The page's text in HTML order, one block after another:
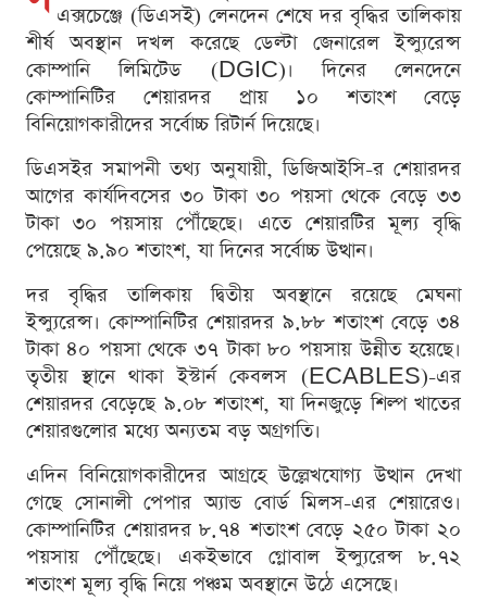
এক্সচেঞ্জে (ডিএসই) লেনদেন শেষে দর বৃদ্ধির তালিকায়
শীর্ষ অবস্থান দখল করেছে ডেল্টা জেনারেল ইন্স্যুরেন্স
কোম্পানি লিমিটেড (DGIC)। দিনের লেনদেনে
কোম্পানিটির শেয়ারদর প্রায় ১০ শতাংশ বেড়ে
বিনিয়োগকারীদের সর্বোচ্চ রিটার্ন দিয়েছে।
ডিএসইর সমাপনী তথ্য অনুযায়ী, ডিজিআইসি-র শেয়ারদর
আগের কার্যদিবসের ৩০ টাকা ৩০ পয়সা থেকে বেড়ে ৩৩
টাকা ৩০ পয়সায় পৌঁছেছে। এতে শেয়ারটির মূল্য বৃদ্ধি
পেয়েছে ৯.৯০ শতাংশ, যা দিনের সর্বোচ্চ উত্থান।
দর বৃদ্ধির তালিকায় দ্বিতীয় অবস্থানে রয়েছে মেঘনা
ইন্স্যুরেন্স। কোম্পানিটির শেয়ারদর ৯.৮৮ শতাংশ বেড়ে ৩৪
টাকা ৪০ পয়সা থেকে ৩৭ টাকা ৮০ পয়সায় উন্নীত হয়েছে।
তৃতীয় স্থানে থাকা ইস্টার্ন কেবলস (ECABLES)-এর
শেয়ারদর বেড়েছে ৯.০৮ শতাংশ, যা দিনজুড়ে শিল্প খাতের
শেয়ারগুলোর মধ্যে অন্যতম বড় অগ্রগতি।
এদিন বিনিয়োগকারীদের আগ্রহে উল্লেখযোগ্য উত্থান দেখা
গেছে সোনালী পেপার অ্যান্ড বোর্ড মিলস-এর শেয়ারেও।
কোম্পানিটির শেয়ারদর ৮.৭৪ শতাংশ বেড়ে ২৫০ টাকা ২০
পয়সায় পৌঁছেছে। একইভাবে গ্লোবাল ইন্স্যুরেন্স ৮.৭২
শতাংশ মূল্য বৃদ্ধি নিয়ে পঞ্চম অবস্থানে উঠে এসেছে।